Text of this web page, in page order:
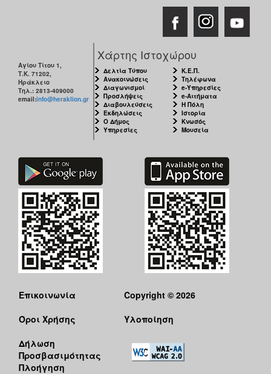
Αγίου Τίτου 1,
Τ.Κ. 71202,
Ηράκλειο
Τηλ.: 2813-409000
email:info@heraklion.gr
Χάρτης Ιστοχώρου
Δελτία Τύπου
Ανακοινώσεις
Διαγωνισμοί
Προσλήψεις
Διαβουλεύσεις
Εκδηλώσεις
Ο Δήμος
Υπηρεσίες
Κ.Ε.Π.
Τηλέφωνα
e-Υπηρεσίες
e-Αιτήματα
Η Πόλη
Ιστορία
Κνωσός
Μουσεία
Επικοινωνία
Όροι Χρήσης
Δήλωση
Προσβασιμότητας
Πλοήγηση
Copyright © 2026
Υλοποίηση